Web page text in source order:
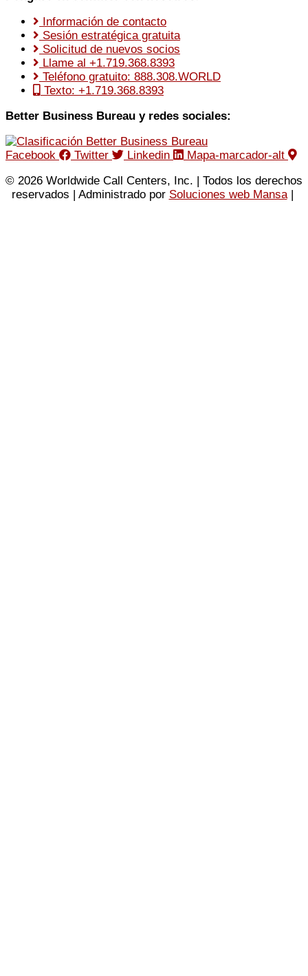
Información de contacto
Sesión estratégica gratuita
Solicitud de nuevos socios
Llame al +1.719.368.8393
Teléfono gratuito: 888.308.WORLD
Texto: +1.719.368.8393
Better Business Bureau y redes sociales:
Facebook Twitter Linkedin
Mapa-marcador-alt
© 2026 Worldwide Call Centers, Inc. | Todos los derechos
reservados | Administrado por Soluciones web Mansa|